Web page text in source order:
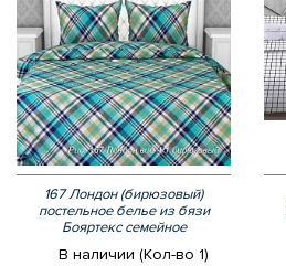
167 Лондон (бирюзовый)
постельное белье из бязи
Бояртекс семейное
В наличии (Кол-во 1)